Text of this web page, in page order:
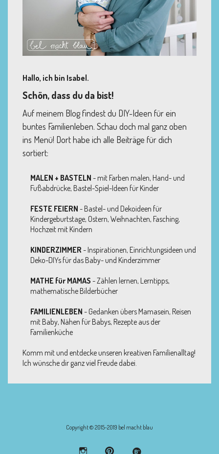
Hallo, ich bin Isabel.
Schön, dass du da bist!
Auf meinem Blog findest du DIY-Ideen für ein
buntes Familienleben. Schau doch mal ganz oben
ins Menü! Dort habe ich alle Beiträge für dich
sortiert:
MALEN + BASTELN - mit Farben malen, Hand- und
Fußabdrücke, Bastel-Spiel-Ideen für Kinder
FESTE FEIERN - Bastel- und Dekoideen für
Kindergeburtstage, Ostern, Weihnachten, Fasching,
Hochzeit mit Kindern
KINDERZIMMER - Inspirationen, Einrichtungsideen und
Deko-DIYs für das Baby- und Kinderzimmer
MATHE für MAMAS - Zählen lernen, Lerntipps,
mathematische Bilderbücher
FAMILIENLEBEN - Gedanken übers Mamasein, Reisen
mit Baby, Nähen für Babys, Rezepte aus der
Familienküche
Komm mit und entdecke unseren kreativen Familienalltag!
Ich wünsche dir ganz viel Freude dabei.
Copyright © 2015-2019 bel macht blau